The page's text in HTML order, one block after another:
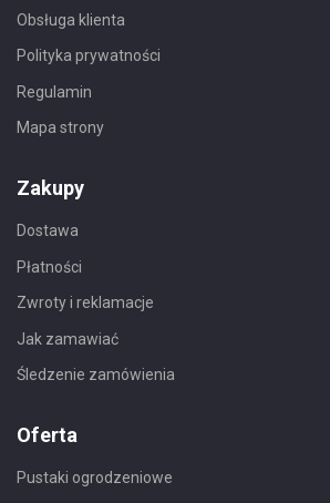
Obsługa klienta
Polityka prywatności
Regulamin
Mapa strony
Zakupy
Dostawa
Płatności
Zwroty i reklamacje
Jak zamawiać
Śledzenie zamówienia
Oferta
Pustaki ogrodzeniowe